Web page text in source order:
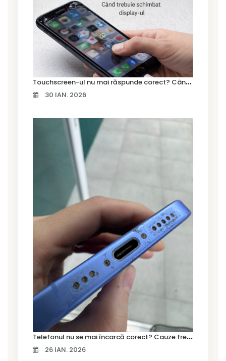
T
ouchscreen-ul nu mai răspunde corect? Când trebuie schimbat display-ul
30 IAN. 2026
T
elefonul nu se mai încarcă corect? Cauze frecvente și soluții la service în Timișoara
26 IAN. 2026